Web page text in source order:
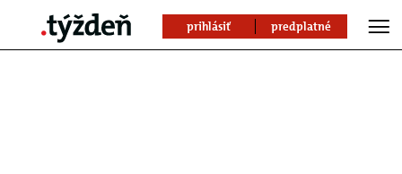
prihlásiť predplatné